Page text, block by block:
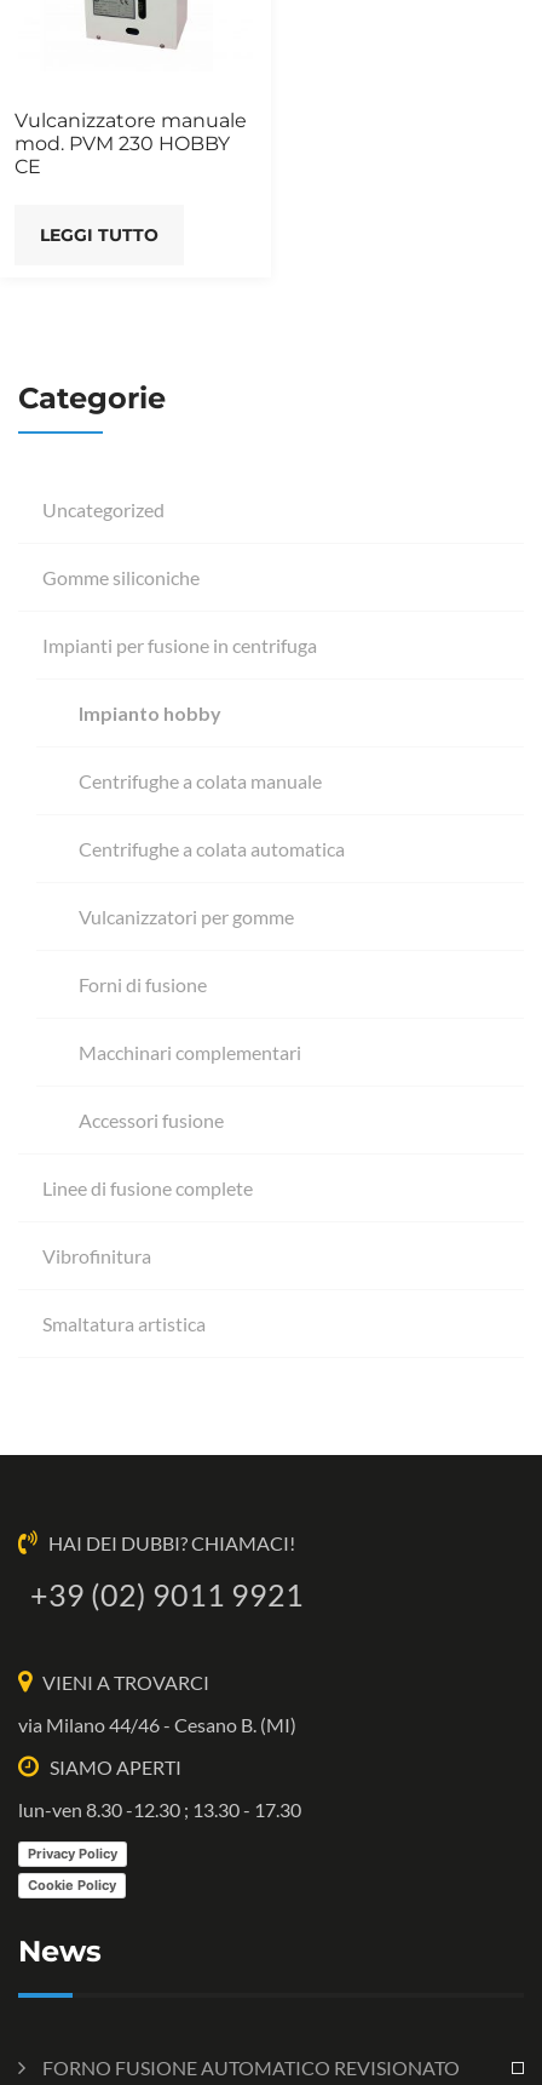
Vulcanizzatore manuale
mod. PVM 230 HOBBY
CE
LEGGI TUTTO
Categorie
Uncategorized
Gomme siliconiche
Impianti per fusione in centrifuga
Impianto hobby
Centrifughe a colata manuale
Centrifughe a colata automatica
Vulcanizzatori per gomme
Forni di fusione
Macchinari complementari
Accessori fusione
Linee di fusione complete
Vibrofinitura
Smaltatura artistica
HAI DEI DUBBI? CHIAMACI!
+39 (02) 9011 9921
VIENI A TROVARCI
via Milano 44/46 - Cesano B. (MI)
SIAMO APERTI
lun-ven 8.30 -12.30 ; 13.30 - 17.30
Privacy Policy
Cookie Policy
News
FORNO FUSIONE AUTOMATICO REVISIONATO